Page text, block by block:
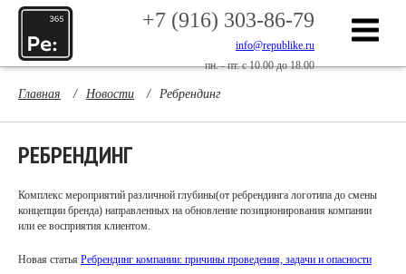
+7 (916) 303-86-79
info@republike.ru
пн. - пт. с 10.00 до 18.00
Главная / Новости / Ребрендинг
РЕБРЕНДИНГ
Комплекс мероприятий различной глубины(от ребрендинга логотипа до смены
концепции бренда) направленных на обновление позиционирования компании
или ее восприятия клиентом.
Новая статья Ребрендинг компании: причины проведения, задачи и опасности